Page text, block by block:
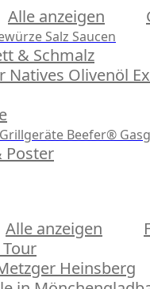
Alle anzeigen
Salz Saucen
& Schmalz
Natives Olivenöl
Grillgeräte Beefer®
Poster
Alle anzeigen
Tour
Heinsberg